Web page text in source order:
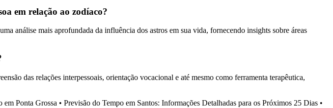
em relação ao zodíaco?
análise mais aprofundada da influência dos astros em sua vida, fornecendo insights sobre áreas
das relações interpessoais, orientação vocacional e até mesmo como ferramenta terapêutica,
em Ponta Grossa • Previsão do Tempo em Santos: Informações Detalhadas para os Próximos 25 Dias •